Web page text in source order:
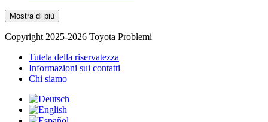
Mostra di più
Copyright 2025-2026 Toyota Problemi
Tutela della riservatezza
Informazioni sui contatti
Chi siamo